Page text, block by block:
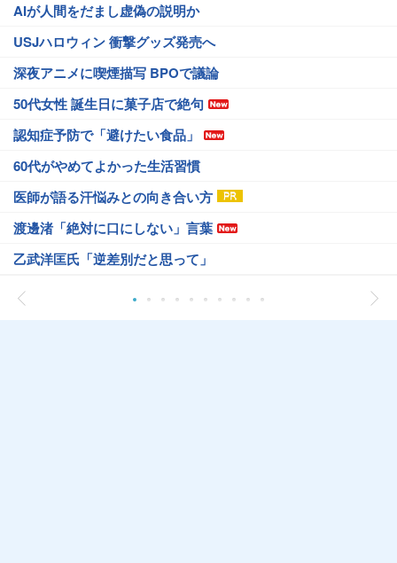
AIが人間をだまし虚偽の説明か
USJハロウィン 衝撃グッズ発売へ
深夜アニメに喫煙描写 BPOで議論
50代女性 誕生日に菓子店で絶句
認知症予防で「避けたい食品」
60代がやめてよかった生活習慣
医師が語る汗悩みとの向き合い方
渡邊渚「絶対に口にしない」言葉
乙武洋匡氏「逆差別だと思って」